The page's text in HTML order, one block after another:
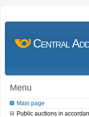
Central
Menu
Main page
Public auctions in